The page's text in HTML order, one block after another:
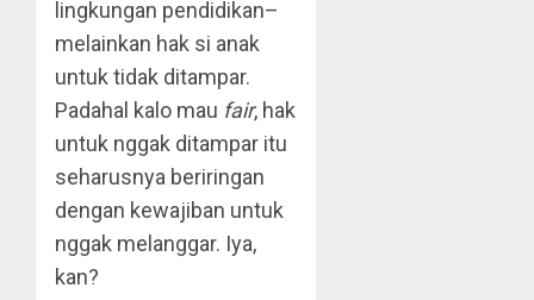
lingkungan pendidikan–
melainkan hak si anak
untuk tidak ditampar.
Padahal kalo mau fair, hak
untuk nggak ditampar itu
seharusnya beriringan
dengan kewajiban untuk
nggak melanggar. Iya,
kan?